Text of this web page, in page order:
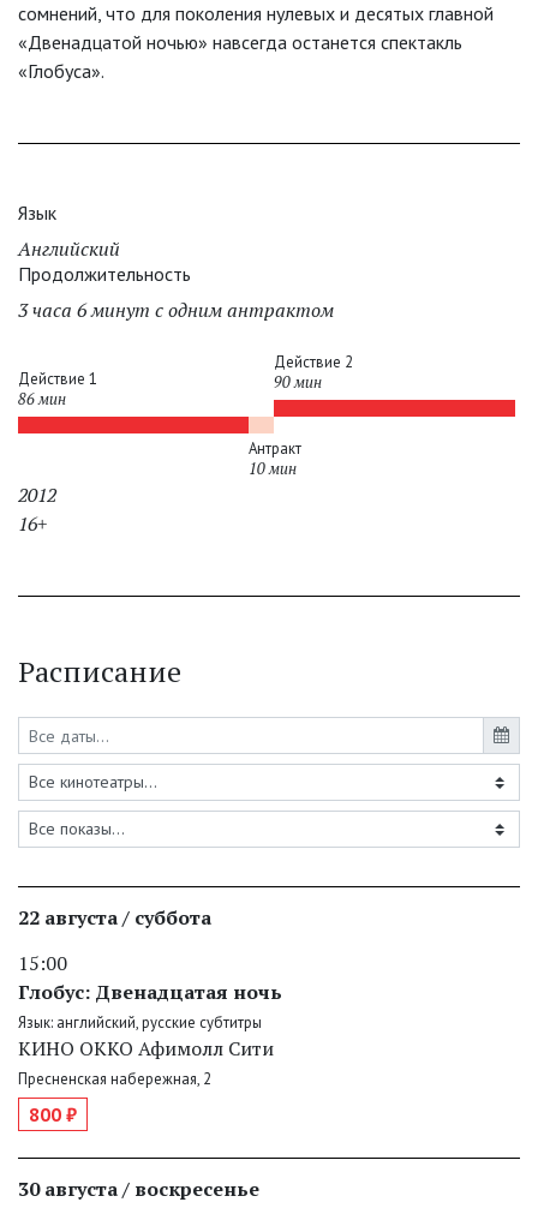
сомнений, что для поколения нулевых и десятых главной
«Двенадцатой ночью» навсегда останется спектакль
«Глобуса».
Язык
Английский
Продолжительность
3 часа 6 минут с одним антрактом
Действие 1
86 мин
Антракт
10 мин
Действие 2
90 мин
2012
16+
Расписание
22 августа / суббота
15:00
Глобус: Двенадцатая ночь
Язык: английский, русские субтитры
КИНО ОККО Афимолл Сити
Пресненская набережная, 2
800 ₽
30 августа / воскресенье